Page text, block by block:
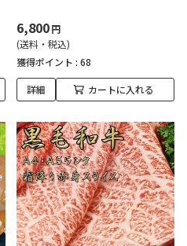
6,800円
(送料・税込)
獲得ポイント : 68
詳細 カートに入れる